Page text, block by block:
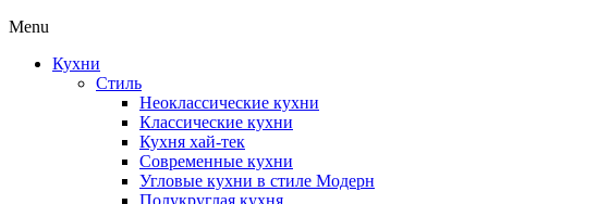
Menu
Кухни
Стиль
Неоклассические кухни
Классические кухни
Кухня хай-тек
Современные кухни
Угловые кухни в стиле Модерн
Полукруглая кухня